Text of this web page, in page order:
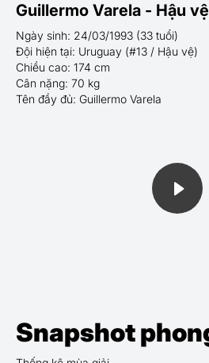
Guillermo Varela - Hậu
Ngày sinh: 24/03/1993 (33 tuổi)
Đội hiện tại: Uruguay (#13 / Hậu vệ)
Chiều cao: 174 cm
Cân nặng: 70 kg
Tên đầy đủ: Guillermo Varela
Snapshot